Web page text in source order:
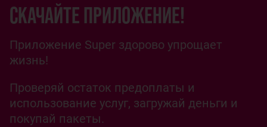
СКАЧАЙТЕ ПРИЛОЖЕНИЕ!
Приложение Super здорово упрощает
жизнь!
Проверяй остаток предоплаты и
использование услуг, загружай деньги и
покупай пакеты.